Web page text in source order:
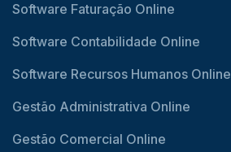
Software Faturação Online
Software Contabilidade Online
Software Recursos Humanos Online
Gestão Administrativa Online
Gestão Comercial Online